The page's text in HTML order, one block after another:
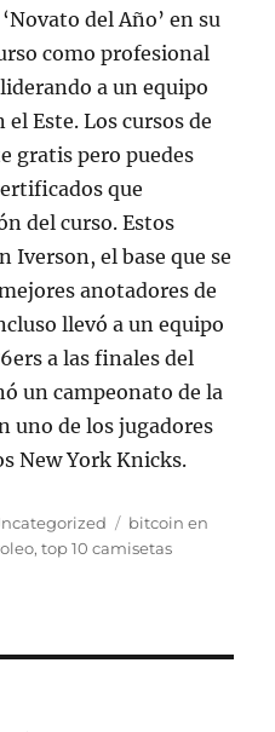
del Año’ en su
como profesional
a un equipo
Este. Los cursos de
gratis pero puedes
que
del curso. Estos
Iverson, el base que se
anotadores de
llevó a un equipo
a las finales del
un campeonato de la
uno de los jugadores
New York Knicks.
Etiquetas
bitcoin en
,top 10 camisetas